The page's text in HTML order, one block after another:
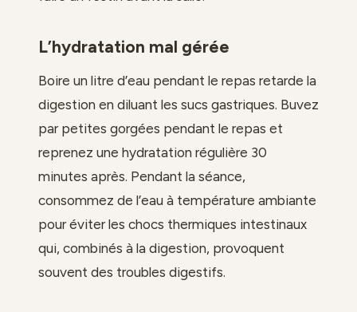
L’hydratation mal gérée
Boire un litre d’eau pendant le repas retarde la
digestion en diluant les sucs gastriques. Buvez
par petites gorgées pendant le repas et
reprenez une hydratation régulière 30
minutes après. Pendant la séance,
consommez de l’eau à température ambiante
pour éviter les chocs thermiques intestinaux
qui, combinés à la digestion, provoquent
souvent des troubles digestifs.